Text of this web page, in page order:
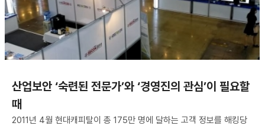
산업보안 ‘숙련된 전문가’와 ‘경영진의 관심’이 필요할
때
2011년 4월 현대캐피탈이 총 175만 명에 달하는 고객 정보를 해킹당